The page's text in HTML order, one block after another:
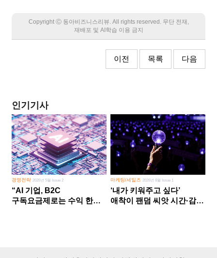
Copyright Ⓒ 동아비즈니스리뷰. All rights reserved. 무단 전재,
재배포 및 AI학습 이용 금지
이전 목록 다음
인기기사
경영전략 2026년 5월 Issue 2
“AI 기업, B2C
구독요금제로는 수익 한계
마케팅/세일즈 2026년 8월 Issue 1
‘내가 키워주고 싶다’
애착이 팬덤 씨앗 시간·감정